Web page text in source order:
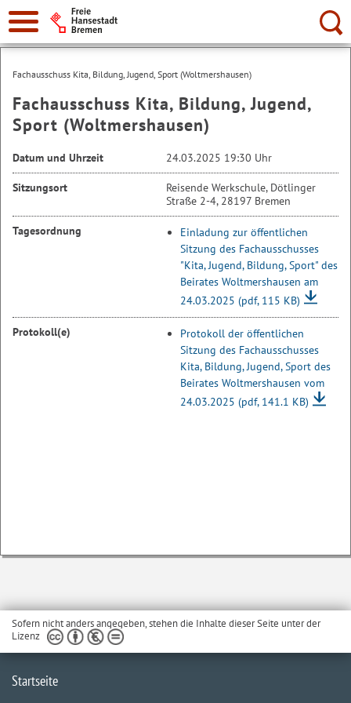
Suche:
Fachausschuss Kita, Bildung, Jugend, Sport (Woltmershausen)
Fachausschuss Kita, Bildung, Jugend,
Sport (Woltmershausen)
Datum und Uhrzeit 24.03.2025 19:30 Uhr
Sitzungsort
Reisende Werkschule, Dötlinger
Straße 2-4, 28197 Bremen
Tagesordnung
Einladung zur öffentlichen
Sitzung des Fachausschusses
"Kita, Jugend, Bildung, Sport" des
Beirates Woltmershausen am
24.03.2025 (pdf, 115 KB)
Protokoll(e)
Protokoll der öffentlichen
Sitzung des Fachausschusses
Kita, Bildung, Jugend, Sport des
Beirates Woltmershausen vom
24.03.2025 (pdf, 141.1 KB)
Sofern nicht anders angegeben, stehen die Inhalte dieser Seite unter der
Lizenz
Startseite